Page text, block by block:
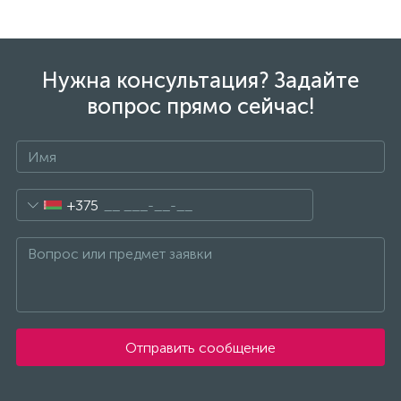
Нужна консультация? Задайте
вопрос прямо сейчас!
+375
Отправить сообщение